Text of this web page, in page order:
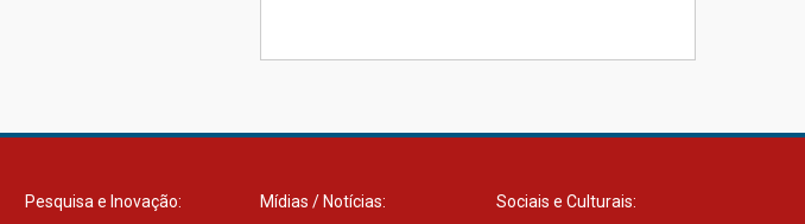
Pesquisa e Inovação:
Mídias / Notícias:
Sociais e Culturais: